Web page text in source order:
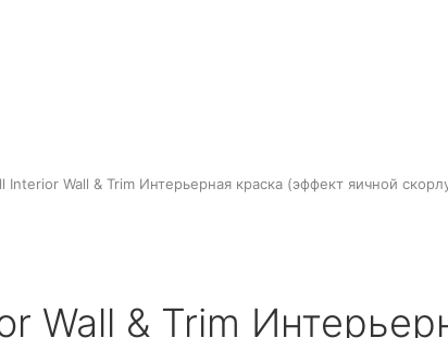
Interior Wall & Trim Интерьерная краска (эффект яичной
Wall & Trim